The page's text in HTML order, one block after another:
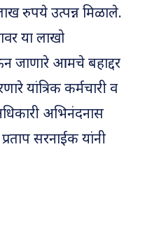
रुपये उत्पन्न मिळाले.
या लाखो
जाणारे आमचे बहाद्दर
यांत्रिक कर्मचारी व
अभिनंदनास
सरनाईक यांनी